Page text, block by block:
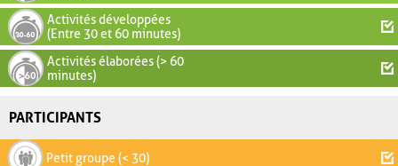
Activités développées
(Entre 30 et 60 minutes)
Activités élaborées (> 60
minutes)
PARTICIPANTS
Petit groupe (< 30)